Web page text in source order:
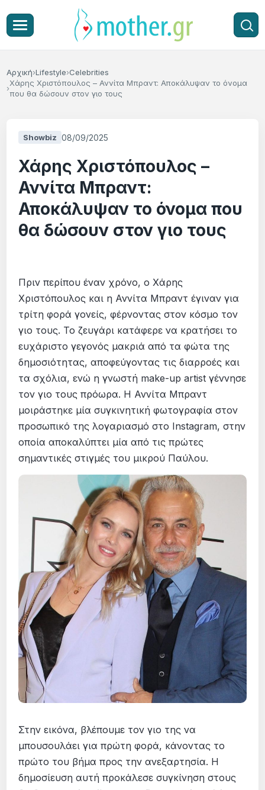
Αρχική Lifestyle Celebrities
Χάρης Χριστόπουλος – Αννίτα Μπραντ: Αποκάλυψαν το όνομα
που θα δώσουν στον γιο τους
Showbiz 08/09/2025
Χάρης Χριστόπουλος –
Αννίτα Μπραντ:
Αποκάλυψαν το όνομα που
θα δώσουν στον γιο τους
Πριν περίπου έναν χρόνο, ο Χάρης
Χριστόπουλος και η Αννίτα Μπραντ έγιναν για
τρίτη φορά γονείς, φέρνοντας στον κόσμο τον
γιο τους. Το ζευγάρι κατάφερε να κρατήσει το
ευχάριστο γεγονός μακριά από τα φώτα της
δημοσιότητας, αποφεύγοντας τις διαρροές και
τα σχόλια, ενώ η γνωστή make-up artist γέννησε
τον γιο τους πρόωρα. Η Αννίτα Μπραντ
μοιράστηκε μία συγκινητική φωτογραφία στον
προσωπικό της λογαριασμό στο Instagram, στην
οποία αποκαλύπτει μία από τις πρώτες
σημαντικές στιγμές του μικρού Παύλου.
Στην εικόνα, βλέπουμε τον γιο της να
μπουσουλάει για πρώτη φορά, κάνοντας το
πρώτο του βήμα προς την ανεξαρτησία. Η
δημοσίευση αυτή προκάλεσε συγκίνηση στους